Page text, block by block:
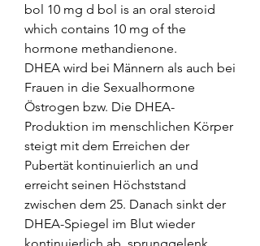
bol 10 mg d bol is an oral steroid
which contains 10 mg of the
hormone methandienone.
DHEA wird bei Männern als auch bei
Frauen in die Sexualhormone
Östrogen bzw. Die DHEA-
Produktion im menschlichen Körper
steigt mit dem Erreichen der
Pubertät kontinuierlich an und
erreicht seinen Höchststand
zwischen dem 25. Danach sinkt der
DHEA-Spiegel im Blut wieder
kontinuierlich ab, sprunggelenk